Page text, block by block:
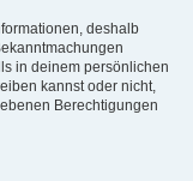
deshalb
in deinem persönlichen
kannst oder nicht,
Berechtigungen